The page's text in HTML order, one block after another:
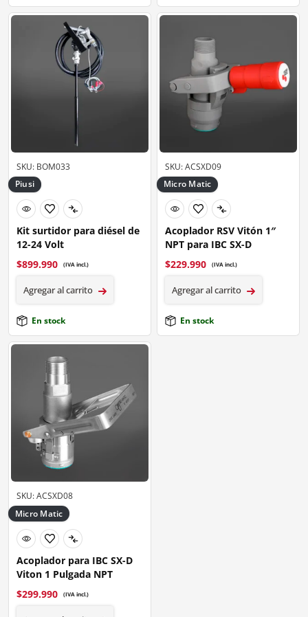
SKU: BOM033
Piusi
Kit surtidor para diésel de
12-24 Volt
$899.990 (IVA incl.)
Agregar al carrito
En stock
SKU: ACSXD09
Micro Matic
Acoplador RSV Vitón 1″
NPT para IBC SX-D
$229.990 (IVA incl.)
Agregar al carrito
En stock
SKU: ACSXD08
Micro Matic
Acoplador para IBC SX-D
Viton 1 Pulgada NPT
$299.990 (IVA incl.)